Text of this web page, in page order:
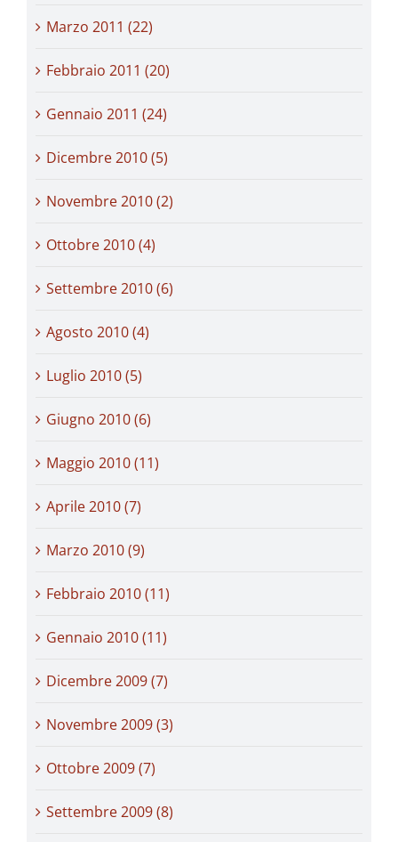
Marzo 2011 (22)
Febbraio 2011 (20)
Gennaio 2011 (24)
Dicembre 2010 (5)
Novembre 2010 (2)
Ottobre 2010 (4)
Settembre 2010 (6)
Agosto 2010 (4)
Luglio 2010 (5)
Giugno 2010 (6)
Maggio 2010 (11)
Aprile 2010 (7)
Marzo 2010 (9)
Febbraio 2010 (11)
Gennaio 2010 (11)
Dicembre 2009 (7)
Novembre 2009 (3)
Ottobre 2009 (7)
Settembre 2009 (8)